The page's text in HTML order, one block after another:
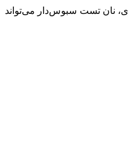
نان تست سبوس‌دار می‌تواند